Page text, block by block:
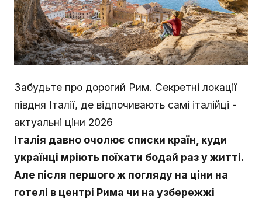
Забудьте про дорогий Рим. Секретні локації
півдня Італії, де відпочивають самі італійці -
актуальні ціни 2026
Італія давно очолює списки країн, куди
українці мріють поїхати бодай раз у житті.
Але після першого ж погляду на ціни на
готелі в центрі Рима чи на узбережжі